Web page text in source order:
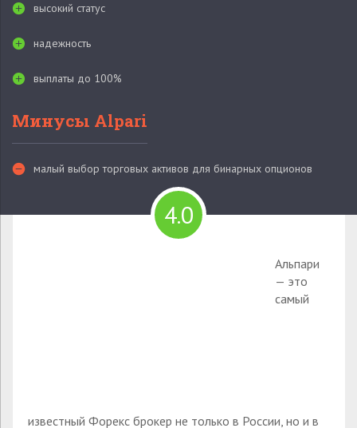
высокий статус
надежность
выплаты до 100%
Минусы Alpari
малый выбор торговых активов для бинарных опционов
4.0
Альпари
— это
самый
известный Форекс брокер не только в России, но и в